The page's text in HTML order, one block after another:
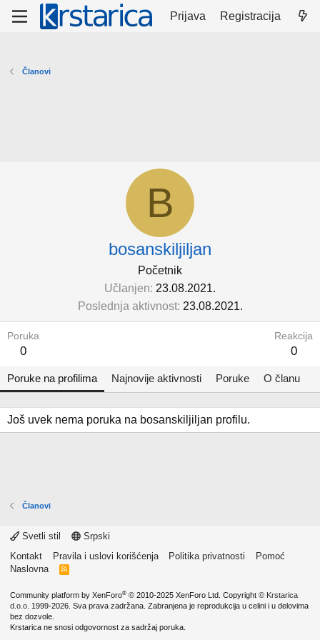
Prijava Registracija
Članovi
B
bosanskiljiljan
Početnik
Učlanjen 23.08.2021.
Poslednja aktivnost 23.08.2021.
Poruka
0
Reakcija
0
Poruke na profilima Najnovije aktivnosti Poruke O članu
Još uvek nema poruka na bosanskiljiljan profilu.
Članovi
Svetli stil
Srpski
Kontakt
Pravila i uslovi korišćenja Politika privatnosti
Pomoć
Naslovna
R
Community platform by XenForo® © 2010-2025 XenForo Ltd. Copyright © Krstarica
d.o.o. 1999-2026. Sva prava zadržana. Zabranjena je reprodukcija u celini i u delovima
bez dozvole.
Krstarica ne snosi odgovornost za sadržaj poruka.